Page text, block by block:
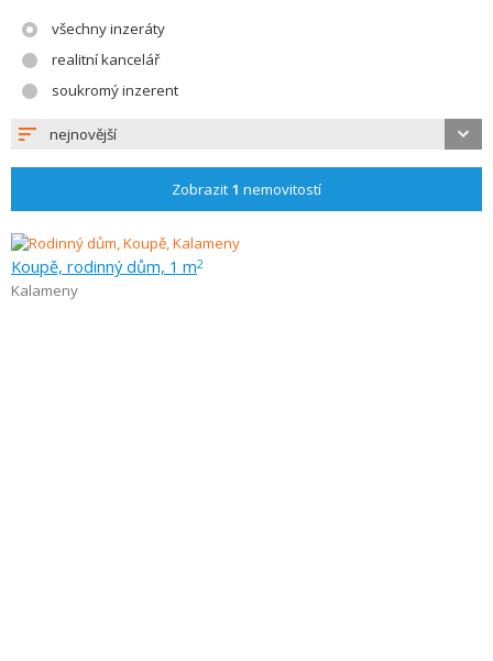
všechny inzeráty
realitní kancelář
soukromý inzerent
nejnovější
Zobrazit 1 nemovitostí
Koupě, rodinný dům, 1 m2
Kalameny